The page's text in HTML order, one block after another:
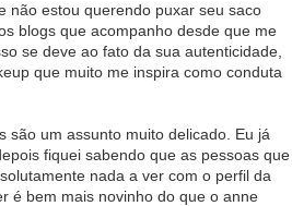
não estou querendo puxar seu saco
blogs que acompanho desde que me
se deve ao fato da sua autenticidade,
que muito me inspira como conduta
são um assunto muito delicado. Eu já
fiquei sabendo que as pessoas que
nada a ver com o perfil da
é bem mais novinho do que o anne